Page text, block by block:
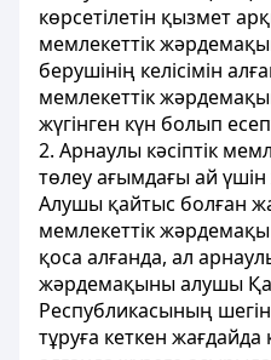
көрсетілетін қызмет
мемлекеттік
берушінің келісімін
мемлекеттік
жүгінген күн болып
2. Арнаулы кәсіптік
төлеу ағымдағы ай
Алушы қайтыс болған
мемлекеттік
қоса алғанда, ал
жәрдемақыны алушы
Республикасының
тұруға кеткен